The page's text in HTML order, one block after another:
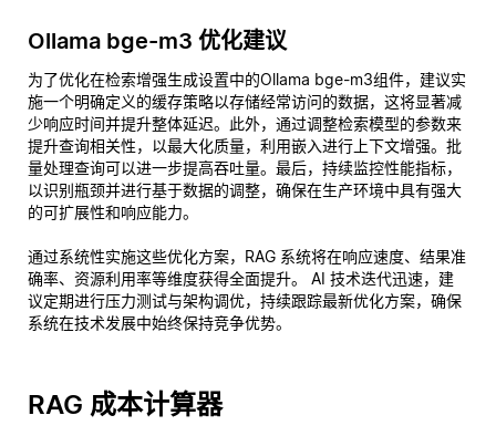
Ollama bge-m3 优化建议
为了优化在检索增强生成设置中的Ollama bge-m3组件，建议实
施一个明确定义的缓存策略以存储经常访问的数据，这将显著减
少响应时间并提升整体延迟。此外，通过调整检索模型的参数来
提升查询相关性，以最大化质量，利用嵌入进行上下文增强。批
量处理查询可以进一步提高吞吐量。最后，持续监控性能指标，
以识别瓶颈并进行基于数据的调整，确保在生产环境中具有强大
的可扩展性和响应能力。
通过系统性实施这些优化方案，RAG 系统将在响应速度、结果准
确率、资源利用率等维度获得全面提升。 AI 技术迭代迅速，建
议定期进行压力测试与架构调优，持续跟踪最新优化方案，确保
系统在技术发展中始终保持竞争优势。
RAG 成本计算器